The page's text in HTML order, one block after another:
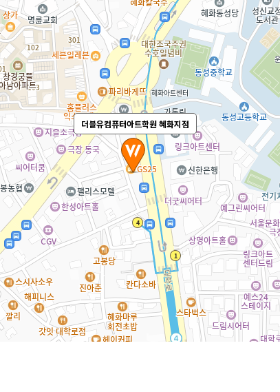
더블유컴퓨터아트학원 혜화지점
더블유컴퓨터아트학원 천호지점
더블유컴퓨터아트학원 의정부점